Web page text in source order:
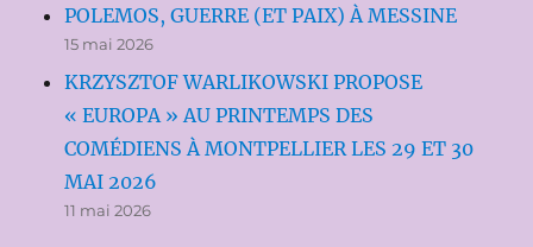
POLEMOS, GUERRE (ET PAIX) À MESSINE
15 mai 2026
KRZYSZTOF WARLIKOWSKI PROPOSE
« EUROPA » AU PRINTEMPS DES
COMÉDIENS À MONTPELLIER LES 29 ET 30
MAI 2026
11 mai 2026